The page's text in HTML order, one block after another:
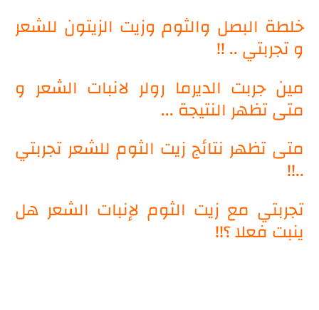
خلطة البصل والثوم وزيت الزيتون للشعر
و تجربتي .. !!
مين جربت الديرما رولر لانبات الشعر و
متى تظهر النتيجة ...
متى تظهر نتائج زيت الثوم للشعر تجربتي
..!!
تجربتي مع زيت الثوم لإنبات الشعر هل
ينبت فعلا ؟!!